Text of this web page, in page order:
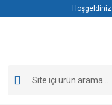
Hoşgeldiniz